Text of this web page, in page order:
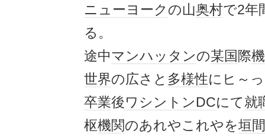
ニューヨーク の山奥村で2年
る。
途中マンハッタンの某国 際
世界の広さと 多様性にヒ～
卒業後ワシントンDCにて就
枢機関のあれやこれやを垣